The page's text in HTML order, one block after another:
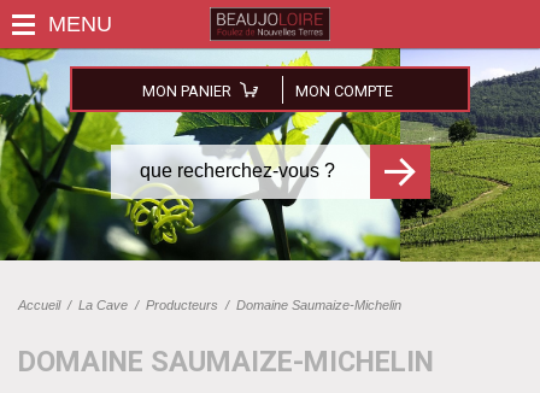
MON PANIER MON COMPTE
Accueil/ La Cave / Producteurs / Domaine Saumaize-Michelin
DOMAINE SAUMAIZE-MICHELIN